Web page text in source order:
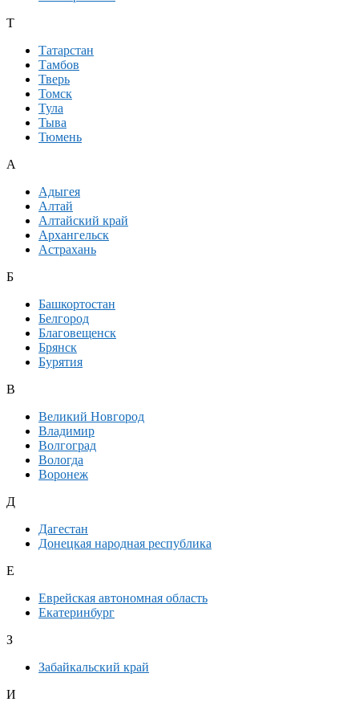
Т
Татарстан
Тамбов
Тверь
Томск
Тула
Тыва
Тюмень
А
Адыгея
Алтай
Алтайский край
Архангельск
Астрахань
Б
Башкортостан
Белгород
Благовещенск
Брянск
Бурятия
В
Великий Новгород
Владимир
Волгоград
Вологда
Воронеж
Д
Дагестан
Донецкая народная республика
Е
Еврейская автономная область
Екатеринбург
З
Забайкальский край
И